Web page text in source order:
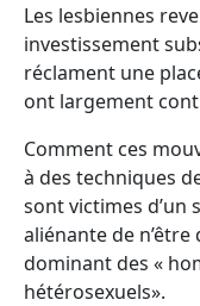
Les lesbiennes
investissement
réclament une
ont largement
Comment ces
à des techniques
sont victimes d’un
aliénante de
dominant des «
hétérosexuels».